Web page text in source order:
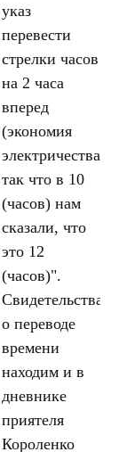
указ
перевести
стрелки часов
на 2 часа
вперед
(экономия
электричества),
так что в 10
(часов) нам
сказали, что
это 12
(часов)".
Свидетельства
о переводе
времени
находим и в
дневнике
приятеля
Короленко